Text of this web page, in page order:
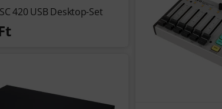
420 USB Desktop-Set